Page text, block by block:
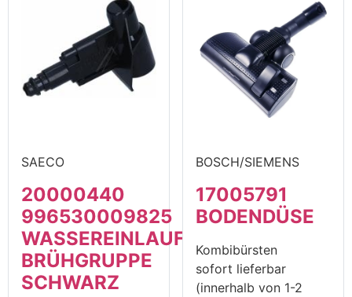
SAECO
20000440
996530009825
WASSEREINLAUFSTUTZEN
BRÜHGRUPPE
SCHWARZ
BOSCH/SIEMENS
17005791
BODENDÜSE
Kombibürsten
sofort lieferbar
(innerhalb von 1-2